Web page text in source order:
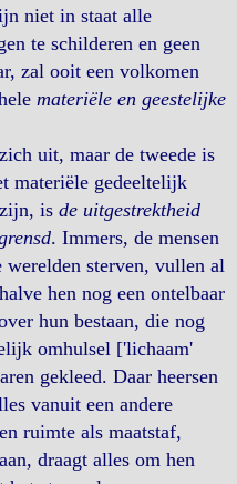
niet in staat alle
te schilderen en geen
zal ooit een volkomen
materiële en geestelijke
uit, maar de tweede is
materiële gedeeltelijk
is de uitgestrektheid
. Immers, de mensen
werelden sterven, vullen al
hen nog een ontelbaar
hun bestaan, die nog
omhulsel ['lichaam'
gekleed. Daar heersen
vanuit een andere
ruimte als maatstaf,
draagt alles om hen